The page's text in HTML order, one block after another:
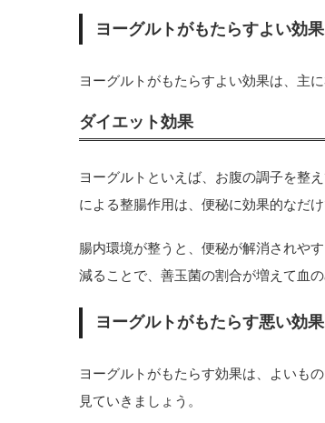
ヨーグルトがもたらすよい効果
ヨーグルトがもたらすよい効果は、主に
ダイエット効果
ヨーグルトといえば、お腹の調子を整
による整腸作用は、便秘に効果的なだ
腸内環境が整うと、便秘が解消されや
減ることで、善玉菌の割合が増えて血
ヨーグルトがもたらす悪い効果
ヨーグルトがもたらす効果は、よいも
見ていきましょう。